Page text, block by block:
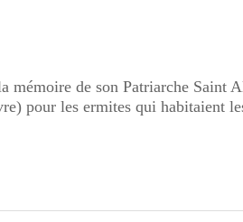
mémoire de son Patriarche
pour les ermites qui habitaient